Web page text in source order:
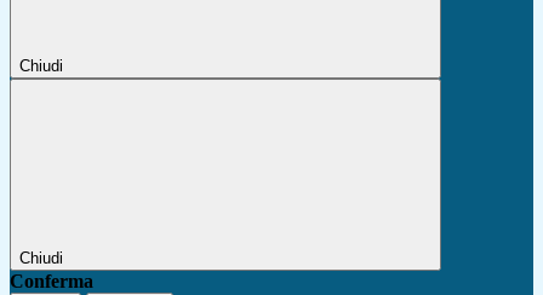
Chiudi
Chiudi
Conferma